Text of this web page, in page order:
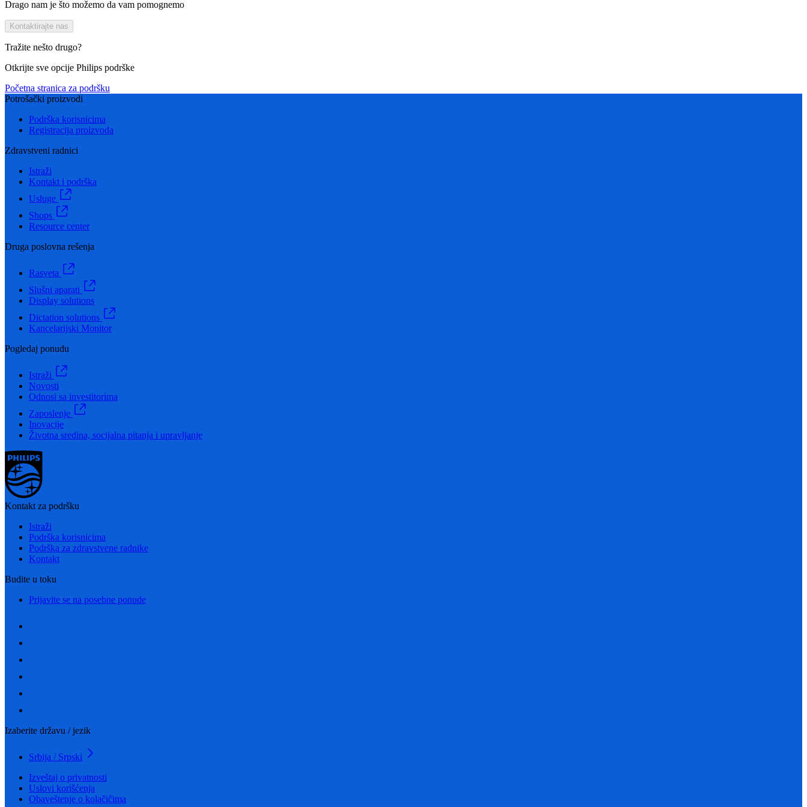
Drago nam je što možemo da vam pomognemo
Kontaktirajte nas
Tražite nešto drugo?
Otkrijte sve opcije Philips podrške
Početna stranica za podršku
Potrošački proizvodi
Podrška korisnicima
Registracija proizvoda
Zdravstveni radnici
Istraži
Kontakt i podrška
Usluge
Shops
Resource center
Druga poslovna rešenja
Rasveta
Slušni aparati
Display solutions
Dictation solutions
Kancelarijski Monitor
Pogledaj ponudu
Istraži
Novosti
Odnosi sa investitorima
Zaposlenje
Inovacije
Životna sredina, socijalna pitanja i upravljanje
Kontakt za podršku
Istraži
Podrška korisnicima
Podrška za zdravstvene radnike
Kontakt
Budite u toku
Prijavite se na posebne ponude
Izaberite državu / jezik
Srbija / Srpski
Izveštaj o privatnosti
Uslovi korišćenja
Obaveštenje o kolačičima